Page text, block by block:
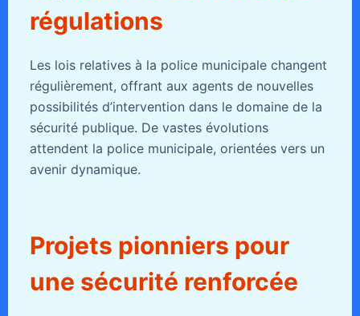
régulations
Les lois relatives à la police municipale changent
régulièrement, offrant aux agents de nouvelles
possibilités d’intervention dans le domaine de la
sécurité publique. De vastes évolutions
attendent la police municipale, orientées vers un
avenir dynamique.
Projets pionniers pour
une sécurité renforcée